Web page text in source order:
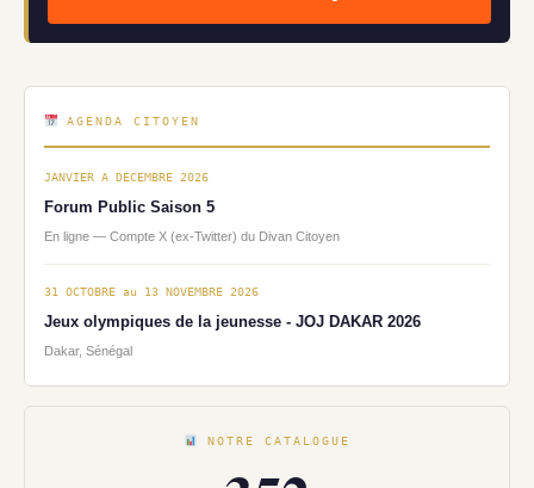
AGENDA CITOYEN
JANVIER A DECEMBRE 2026
Forum Public Saison 5
En ligne — Compte X (ex-Twitter) du Divan Citoyen
31 OCTOBRE au 13 NOVEMBRE 2026
Jeux olympiques de la jeunesse - JOJ DAKAR 2026
Dakar, Sénégal
NOTRE CATALOGUE